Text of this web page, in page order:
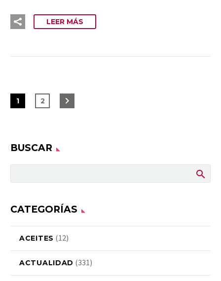
LEER MÁS
1 2
BUSCAR
CATEGORÍAS
ACEITES (12)
ACTUALIDAD (331)